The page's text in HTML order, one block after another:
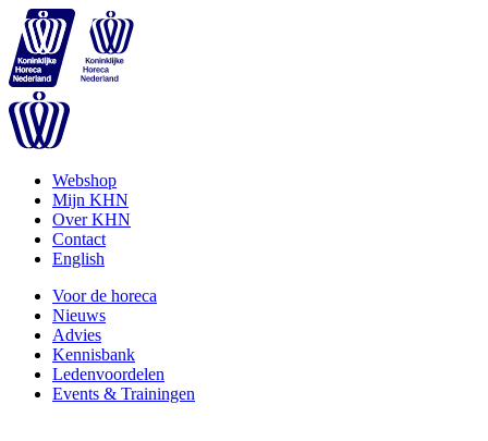
Webshop
Mijn KHN
Over KHN
Contact
English
Voor de horeca
Nieuws
Advies
Kennisbank
Ledenvoordelen
Events & Trainingen